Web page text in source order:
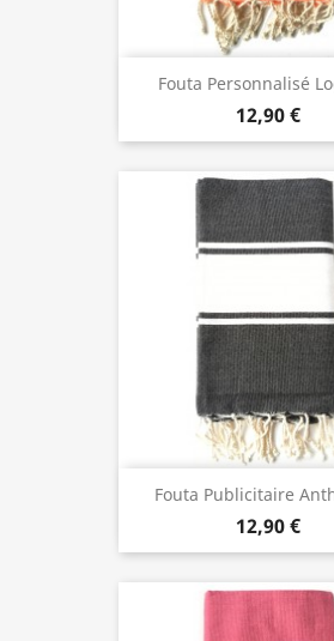
Fouta Personnalisé
12,90 €
Fouta Publicitaire
12,90 €